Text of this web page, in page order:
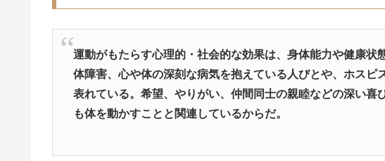
運動がもたらす心理的・社会的な効果は、身体能力や健康状
体障害、心や体の深刻な病気を抱えている人びとや、ホスピ
表れている。希望、やりがい、仲間同士の親睦などの深い喜
も体を動かすことと関連しているからだ。